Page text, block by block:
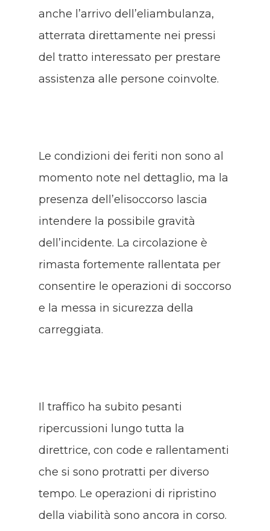
anche l’arrivo dell’eliambulanza,
atterrata direttamente nei pressi
del tratto interessato per prestare
assistenza alle persone coinvolte.
Le condizioni dei feriti non sono al
momento note nel dettaglio, ma la
presenza dell’elisoccorso lascia
intendere la possibile gravità
dell’incidente. La circolazione è
rimasta fortemente rallentata per
consentire le operazioni di soccorso
e la messa in sicurezza della
carreggiata.
Il traffico ha subito pesanti
ripercussioni lungo tutta la
direttrice, con code e rallentamenti
che si sono protratti per diverso
tempo. Le operazioni di ripristino
della viabilità sono ancora in corso.